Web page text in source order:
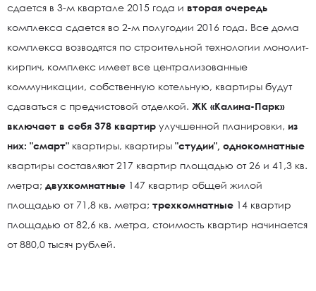
сдается в 3-м квартале 2015 года и вторая очередь
комплекса сдается во 2-м полугодии 2016 года. Все дома
комплекса возводятся по строительной технологии монолит-
кирпич, комплекс имеет все централизованные
коммуникации, собственную котельную, квартиры будут
сдаваться с предчистовой отделкой. ЖК «Калина-Парк»
включает в себя 378 квартир улучшенной планировки, из
них: "смарт" квартиры, квартиры "студии", однокомнатные
квартиры составляют 217 квартир площадью от 26 и 41,3 кв.
метра; двухкомнатные 147 квартир общей жилой
площадью от 71,8 кв. метра; трехкомнатные 14 квартир
площадью от 82,6 кв. метра, стоимость квартир начинается
от 880,0 тысяч рублей.